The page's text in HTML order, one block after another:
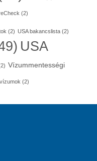
(2)
(2) USA bakancslista (2)
USA
Vízummentességi
(2)